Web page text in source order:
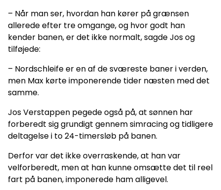
– Når man ser, hvordan han kører på grænsen
allerede efter tre omgange, og hvor godt han
kender banen, er det ikke normalt, sagde Jos og
tilføjede:
– Nordschleife er en af de sværeste baner i verden,
men Max kørte imponerende tider næsten med det
samme.
Jos Verstappen pegede også på, at sønnen har
forberedt sig grundigt gennem simracing og tidligere
deltagelse i to 24-timersløb på banen.
Derfor var det ikke overraskende, at han var
velforberedt, men at han kunne omsætte det til reel
fart på banen, imponerede ham alligevel.